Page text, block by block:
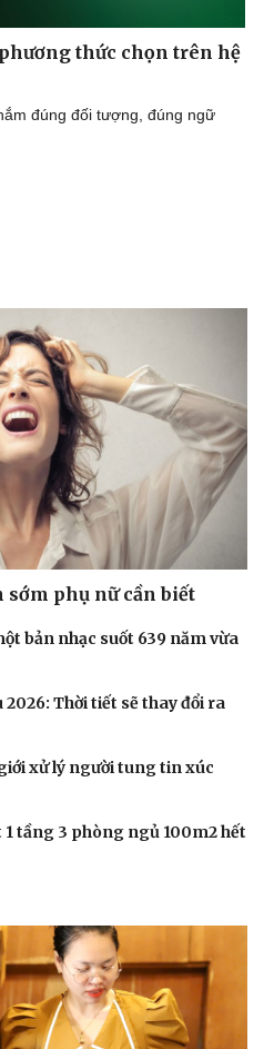
thức chọn trên hệ
đúng đối tượng, đúng ngữ
phụ nữ cần biết
bản nhạc suốt 639 năm vừa
Thời tiết sẽ thay đổi ra
xử lý người tung tin xúc
tầng 3 phòng ngủ 100m2 hết